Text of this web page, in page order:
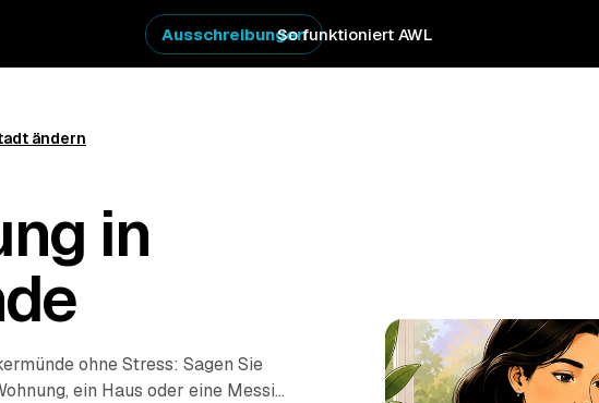
So funktioniert AWL
Ausschreibungen
ändern
in
ohne Stress: Sagen Sie
ein Haus oder eine Messie-